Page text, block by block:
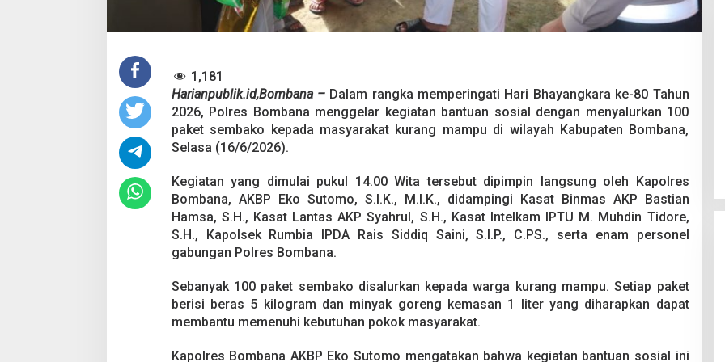
k
n
t
u
k
W
a
a
K
u
r
a
n
M
a
m
1,181
Harianpublik.id,Bombana – Dalam rangka memperingati Hari Bhayangkara ke-80 Tahun
2026, Polres Bombana menggelar kegiatan bantuan sosial dengan menyalurkan 100
paket sembako kepada masyarakat kurang mampu di wilayah Kabupaten Bombana,
Selasa (16/6/2026).
Kegiatan yang dimulai pukul 14.00 Wita tersebut dipimpin langsung oleh Kapolres
Bombana, AKBP Eko Sutomo, S.I.K., M.I.K., didampingi Kasat Binmas AKP Bastian
Hamsa, S.H., Kasat Lantas AKP Syahrul, S.H., Kasat Intelkam IPTU M. Muhdin Tidore,
S.H., Kapolsek Rumbia IPDA Rais Siddiq Saini, S.I.P., C.PS., serta enam personel
gabungan Polres Bombana.
Sebanyak 100 paket sembako disalurkan kepada warga kurang mampu. Setiap paket
berisi beras 5 kilogram dan minyak goreng kemasan 1 liter yang diharapkan dapat
membantu memenuhi kebutuhan pokok masyarakat.
Kapolres Bombana AKBP Eko Sutomo mengatakan bahwa kegiatan bantuan sosial ini
Pesta Pernikahan Berakhir
Mencekam, Mahasiswa Ditikam